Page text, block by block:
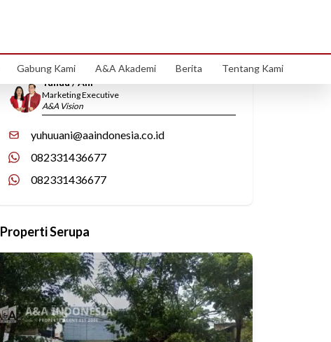
Gabung Kami A&A Akademi Berita Tentang Kami
Hubungi Kami
Yuhuu / Ani
Marketing Executive
A&A Vision
yuhuuani@aaindonesia.co.id
082331436677
082331436677
Properti Serupa